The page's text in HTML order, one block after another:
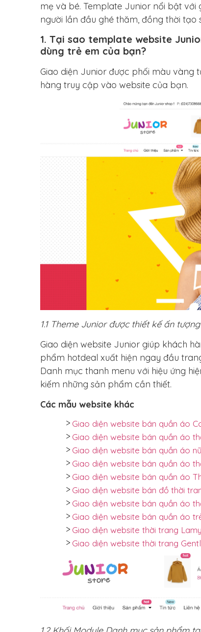
mẹ và bé. Template Junior nổi bật
người lần đầu ghé thăm, đồng thời
1. Tại sao template website
dùng trẻ em của bạn?
Giao diện Junior được phối màu vàng
hàng truy cập vào website của bạn.
1.1 Theme Junior được thiết kế ấn
Giao diện website Junior giúp khách
phẩm hotdeal xuất hiện ngay đầu
Danh mục thanh menu với hiệu ứng
kiếm những sản phẩm cần thiết.
Các mẫu website khác
Giao diện website bán quần áo
Giao diện website bán quần áo
Giao diện website bán quần áo
Giao diện website bán quần áo
Giao diện website bán quần áo
Giao diện website bán đồ thời
Giao diện website bán quần áo
Giao diện website bán quần áo
Giao diện website thời trang
Giao diện website thời trang